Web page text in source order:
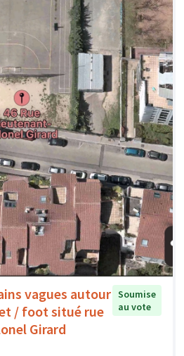
vagues autour
/ foot situé rue
Girard
Soumise
au vote